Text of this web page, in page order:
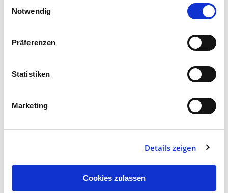
Notwendig
Präferenzen
Statistiken
Marketing
Details zeigen
Cookies zulassen